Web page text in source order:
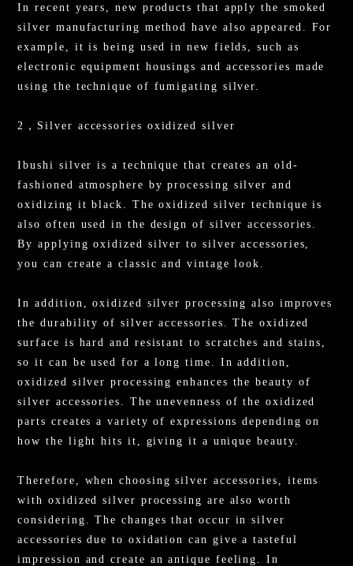
In recent years, new products that apply the smoked
silver manufacturing method have also appeared. For
example, it is being used in new fields, such as
electronic equipment housings and accessories made
using the technique of fumigating silver.
2，Silver accessories oxidized silver
Ibushi silver is a technique that creates an old-
fashioned atmosphere by processing silver and
oxidizing it black. The oxidized silver technique is
also often used in the design of silver accessories.
By applying oxidized silver to silver accessories,
you can create a classic and vintage look.
In addition, oxidized silver processing also improves
the durability of silver accessories. The oxidized
surface is hard and resistant to scratches and stains,
so it can be used for a long time. In addition,
oxidized silver processing enhances the beauty of
silver accessories. The unevenness of the oxidized
parts creates a variety of expressions depending on
how the light hits it, giving it a unique beauty.
Therefore, when choosing silver accessories, items
with oxidized silver processing are also worth
considering. The changes that occur in silver
accessories due to oxidation can give a tasteful
impression and create an antique feeling. In